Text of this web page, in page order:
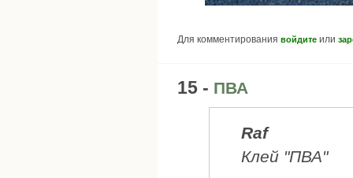
Для комментирования войдите или
15 - ПВА
Raf
Клей "ПВА"